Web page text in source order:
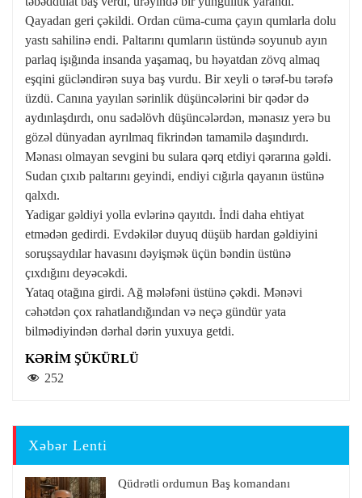
Qayadan geri çəkildi. Ordan cüma-cuma çayın qumlarla dolu
yastı sahilinə endi. Paltarını qumların üstündə soyunub ayın
parlaq işığında insanda yaşamaq, bu həyatdan zövq almaq
eşqini gücləndirən suya baş vurdu. Bir xeyli o tərəf-bu tərəfə
üzdü. Canına yayılan sərinlik düşüncələrini bir qədər də
aydınlaşdırdı, onu sadəlövh düşüncələrdən, mənasız yerə bu
gözəl dünyadan ayrılmaq fikrindən tamamilə daşındırdı.
Mənası olmayan sevgini bu sulara qərq etdiyi qərarına gəldi.
Sudan çıxıb paltarını geyindi, endiyi cığırla qayanın üstünə
qalxdı.
Yadigar gəldiyi yolla evlərinə qayıtdı. İndi daha ehtiyat
etmədən gedirdi. Evdəkilər duyuq düşüb hardan gəldiyini
soruşsaydılar havasını dəyişmək üçün bəndin üstünə
çıxdığını deyəcəkdi.
Yataq otağına girdi. Ağ mələfəni üstünə çəkdi. Mənəvi
cəhətdən çox rahatlandığından və neçə gündür yata
bilmədiyindən dərhal dərin yuxuya getdi.
KƏRİM ŞÜKÜRLÜ
252
Xəbər Lenti
Qüdrətli ordumun Baş komandanı